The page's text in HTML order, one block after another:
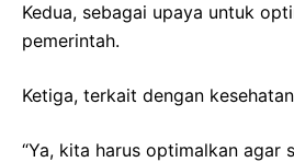
Kedua, sebagai upaya untuk
pemerintah.
Ketiga, terkait dengan
“Ya, kita harus optimalkan agar